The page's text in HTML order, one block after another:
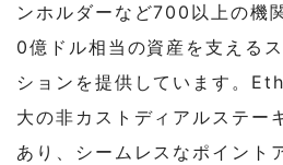
ンホルダーなど700以上の機
0億ドル相当の資産を支える
ションを提供しています。
大の非カストディアルステー
あり、シームレスなポイント